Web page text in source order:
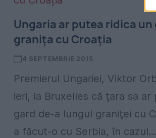
Ungaria ar putea ridica un
granița cu Croația
4 SEPTEMBRIE 2015
Premierul Ungariei, Viktor
ieri, la Bruxelles că ţara sa ar
gard de-a lungul graniţei cu
a făcut-o cu Serbia, în cazul...